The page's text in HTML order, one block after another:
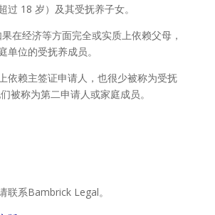
过 18 岁）及其受抚养子女。
在经济等方面完全或实质上依赖父母，
单位的受抚养成员。
依赖主签证申请人，也很少被称为受抚
被称为第二申请人或家庭成员。
联系Bambrick Legal。